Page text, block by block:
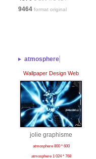
9464 format original
atmosphere
Wallpaper Design Web
jolie graphisme
atmosphere 800 * 600
atmosphere 1 024 * 768